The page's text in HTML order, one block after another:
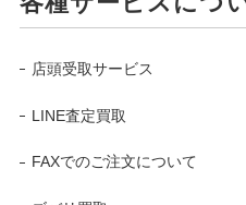
店頭受取サービス
LINE査定買取
FAXでのご注文について